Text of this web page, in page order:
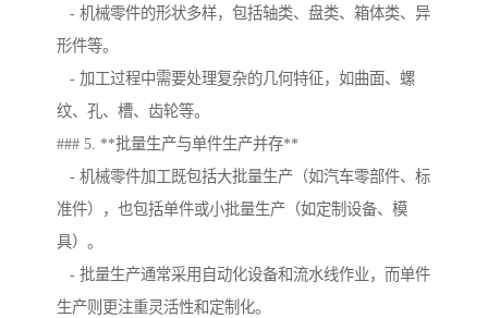
- 机械零件的形状多样，包括轴类、盘类、箱体类、异
形件等。
- 加工过程中需要处理复杂的几何特征，如曲面、螺
纹、孔、槽、齿轮等。
### 5. **批量生产与单件生产并存**
- 机械零件加工既包括大批量生产（如汽车零部件、标
准件），也包括单件或小批量生产（如定制设备、模
具）。
- 批量生产通常采用自动化设备和流水线作业，而单件
生产则更注重灵活性和定制化。